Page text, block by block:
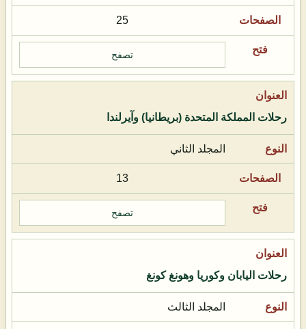
25
تصفح
رحلات المملكة المتحدة (بريطانيا) وآيرلندا
المجلد الثاني
13
تصفح
رحلات اليابان وكوريا وهونغ كونغ
المجلد الثالث